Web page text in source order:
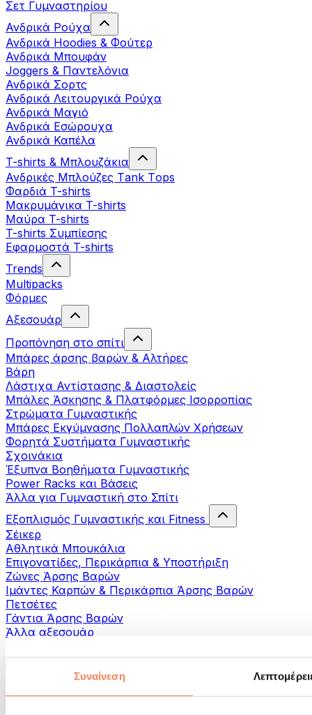
Συναίνεση
Σετ Γυμναστηρίου
Ανδρικά Ρούχα
Ανδρικά Hoodies & Φούτερ
Ανδρικά Μπουφάν
Joggers & Παντελόνια
Ανδρικά Σορτς
Ανδρικά Λειτουργικά Ρούχα
Ανδρικά Μαγιό
Ανδρικά Εσώρουχα
Ανδρικά Καπέλα
T-shirts & Μπλουζάκια
Ανδρικές Mπλούζες Τank Τops
Φαρδιά T-shirts
Μακρυμάνικα T-shirts
Μαύρα T-shirts
T-shirts Συμπίεσης
Εφαρμοστά T-shirts
Trends
Multipacks
Φόρμες
Αξεσουάρ
Προπόνηση στο σπίτι
Μπάρες άρσης βαρών & Αλτήρες
Βάρη
Λάστιχα Αντίστασης & Διαστολείς
Μπάλες Άσκησης & Πλατφόρμες Ισορροπίας
Στρώματα Γυμναστικής
Μπάρες Εκγύμνασης Πολλαπλών Χρήσεων
Φορητά Συστήματα Γυμναστικής
Σχοινάκια
Έξυπνα Βοηθήματα Γυμναστικής
Power Racks και Βάσεις
Άλλα για Γυμναστική στο Σπίτι
Εξοπλισμός Γυμναστικής και Fitness
Σέικερ
Αθλητικά Μπουκάλια
Επιγονατίδες, Περικάρπια & Υποστήριξη
Ζώνες Άρσης Βαρών
Ιμάντες Καρπών & Περικάρπια Άρσης Βαρών
Πετσέτες
Γάντια Άρσης Βαρών
Άλλα αξεσουάρ
Βοηθήματα- αποκατάστασης
Πιστόλια μασάζ
Εργαλεία μασάζ
Κύλινδροι Αφρού & Εξοπλισμός Μασάζ